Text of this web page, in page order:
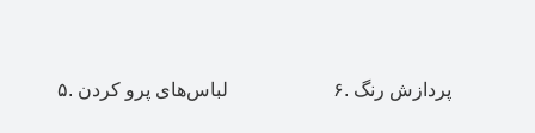
۵. لباس‌های پرو کردن ۶. پردازش رنگ